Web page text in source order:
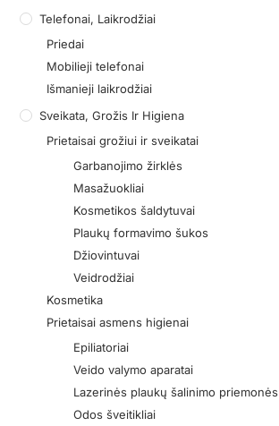
Telefonai, Laikrodžiai
Priedai
Mobilieji telefonai
Išmanieji laikrodžiai
Sveikata, Grožis Ir Higiena
Prietaisai grožiui ir sveikatai
Garbanojimo žirklės
Masažuokliai
Kosmetikos šaldytuvai
Plaukų formavimo šukos
Džiovintuvai
Veidrodžiai
Kosmetika
Prietaisai asmens higienai
Epiliatoriai
Veido valymo aparatai
Lazerinės plaukų šalinimo priemonės
Odos šveitikliai